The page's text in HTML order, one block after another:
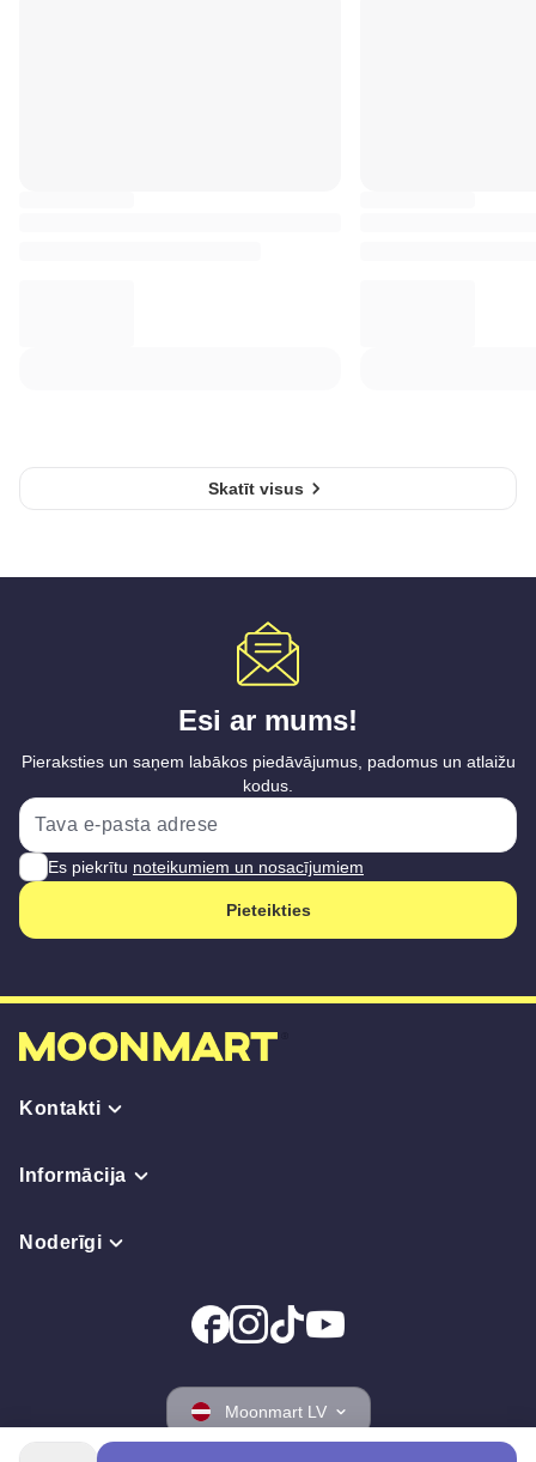
Skatīt visus
Esi ar mums!
Pieraksties un saņem labākos piedāvājumus, padomus un atlaižu
kodus.
Es piekrītu noteikumiem un nosacījumiem
Pieteikties
Kontakti
Informācija
Noderīgi
Moonmart LV